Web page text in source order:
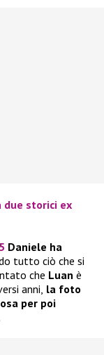
due storici ex
Daniele ha
tutto ciò che si
che Luan è
anni, la foto
per poi